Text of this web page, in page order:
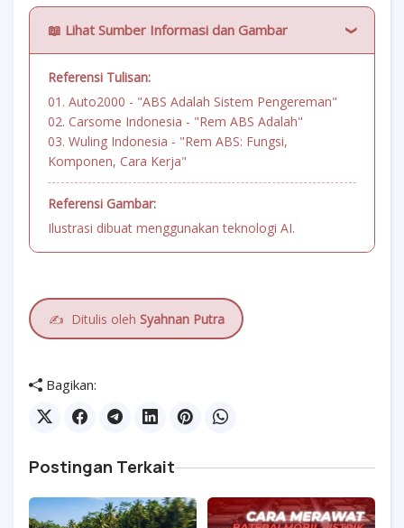
📖 Lihat Sumber Informasi dan Gambar
Referensi Tulisan:
01. Auto2000 - "ABS Adalah Sistem Pengereman"
02. Carsome Indonesia - "Rem ABS Adalah"
03. Wuling Indonesia - "Rem ABS: Fungsi,
Komponen, Cara Kerja"
Referensi Gambar:
Ilustrasi dibuat menggunakan teknologi AI.
✍️ Ditulis oleh Syahnan Putra
Bagikan:
Postingan Terkait